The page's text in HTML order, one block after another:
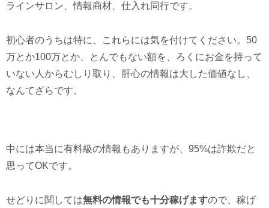
ラインサロン、情報商材、仕入れ同行です。
初心者のうちは特に、これらには気を付けてください。50
万とか100万とか、とんでもない額を、ろくにお金を持って
いない人からむしり取り、肝心の情報は大した価値なし、
なんてざらです。
中には本当に有料級の情報もありますが、95%は詐欺だと
思ってOKです。
せどりに関しては無料の情報でも十分稼げますので、稼げ